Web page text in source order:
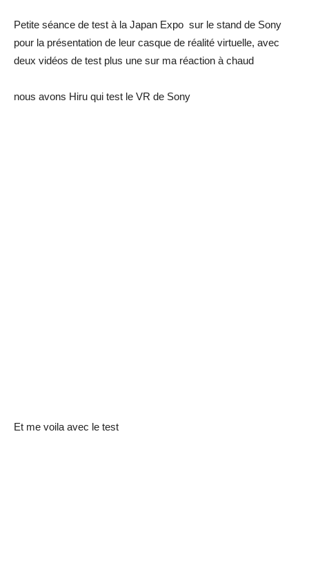
Petite séance de test à la Japan Expo sur le stand de Sony
pour la présentation de leur casque de réalité virtuelle, avec
deux vidéos de test plus une sur ma réaction à chaud
nous avons Hiru qui test le VR de Sony
Et me voila avec le test